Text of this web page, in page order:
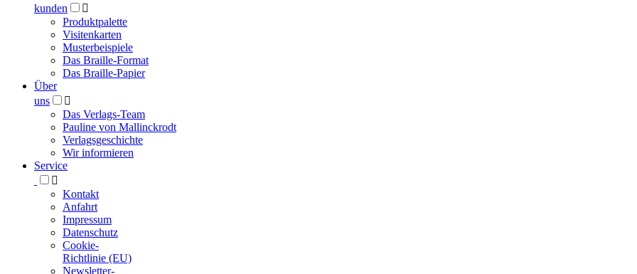
kunden

Produktpalette
Visitenkarten
Musterbeispiele
Das Braille-Format
Das Braille-Papier
Über
uns

Das Verlags-Team
Pauline von Mallinckrodt
Verlagsgeschichte
Wir informieren
Service

Kontakt
Anfahrt
Impressum
Datenschutz
Cookie-
Richtlinie (EU)
Newsletter-